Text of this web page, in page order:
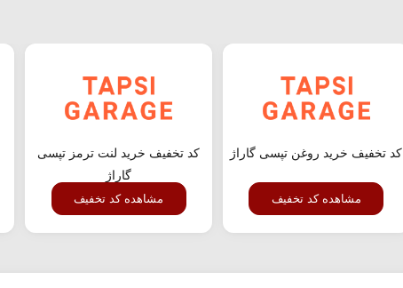
کد تخفیف خرید روغن تپسی گاراژ
مشاهده کد تخفیف
کد تخفیف خرید لنت ترمز تپسی
گاراژ
مشاهده کد تخفیف